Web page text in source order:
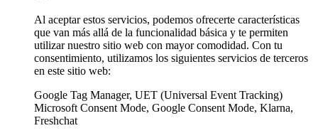
Al aceptar estos servicios, podemos ofrecerte características
que van más allá de la funcionalidad básica y te permiten
utilizar nuestro sitio web con mayor comodidad. Con tu
consentimiento, utilizamos los siguientes servicios de terceros
en este sitio web:
Google Tag Manager, UET (Universal Event Tracking)
Microsoft Consent Mode, Google Consent Mode, Klarna,
Freshchat